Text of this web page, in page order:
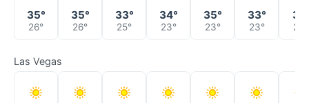
35°
26°
35°
26°
33°
25°
34°
23°
35°
23°
33°
23°
31°
23°
Las Vegas